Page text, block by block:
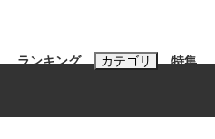
ランキング カテゴリ 特集